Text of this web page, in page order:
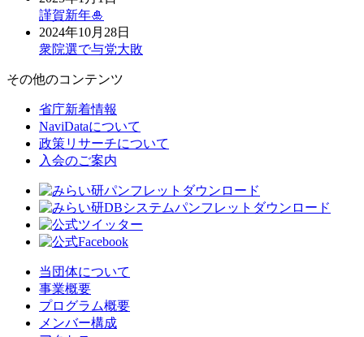
謹賀新年🎍
2024年10月28日
衆院選で与党大敗
その他のコンテンツ
省庁新着情報
NaviDataについて
政策リサーチについて
入会のご案内
当団体について
事業概要
プログラム概要
メンバー構成